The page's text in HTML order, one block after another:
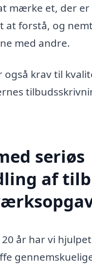
mærke et, der er
at forstå, og
med andre.
også krav til
seriøs
af
år har vi